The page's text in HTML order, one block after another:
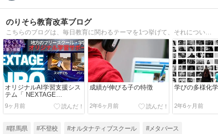
のりそら教育改革ブログ
こちらのブログは、毎日教育に関わるテーマを1つ挙げて、それについての考えを共有しつつ問題提起を行っています。
オリジナルAI学習支援シス
テム「 NEXTAGE
AIBO（相棒）」
9ヶ月前
成績が伸びる子の特徴
2年6ヶ月前
学びの多様化
2年6ヶ月前
#群馬県 #不登校 #オルタナティブスクール #メタバース